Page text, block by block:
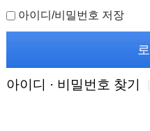
아이디/비밀번호 저장
아이디 · 비밀번호 찾기